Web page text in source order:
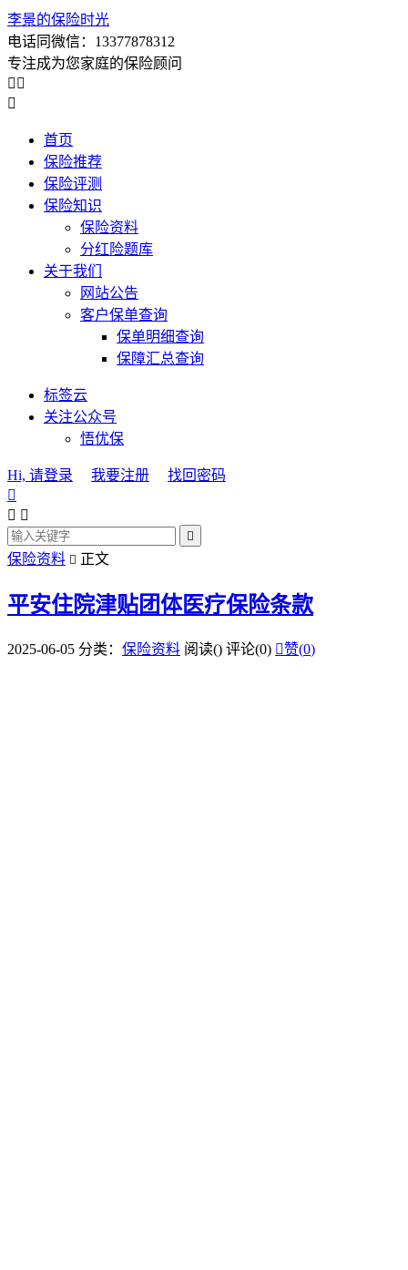
李景的保险时光
电话同微信：13377878312
专注成为您家庭的保险顾问
 

首页
保险推荐
保险评测
保险知识
保险资料
分红险题库
关于我们
网站公告
客户保单查询
保单明细查询
保障汇总查询
标签云
关注公众号
悟优保
Hi, 请登录 我要注册
找回密码

 

保险资料  正文
平安住院津贴团体医疗保险条款
2025-06-05 分类： 保险资料 阅读() 评论(0) 赞(0)